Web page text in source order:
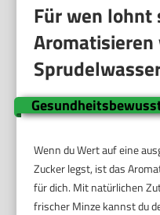
Für wen lohnt
Aromatisieren
Wenn du Wert auf eine
Zucker legst, ist das
für dich. Mit natürlichen
frischer Minze kannst du